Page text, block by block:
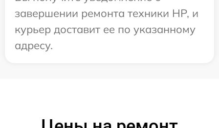
завершении ремонта техники HP, и
курьер доставит ее по указанному
адресу.